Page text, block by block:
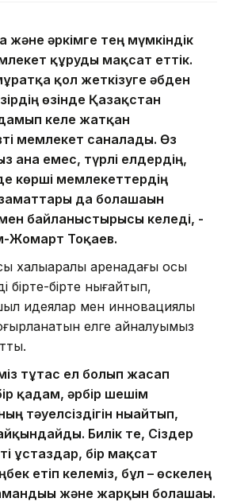
және әркімге тең мүмкіндік
құруды мақсат еттік.
қол жеткізуге әбден
өзінде Қазақстан
келе жатқан
мемлекет саналады. Өз
ғана емес, түрлі елдердің,
көрші мемлекеттердің
да болашағын
байланыстырғысы келеді, -
Жомарт Тоқаев.
халықаралық аренадағы осы
бірте-бірте нығайтып,
идеялар мен инновациялық
елге айналуымыз
тұтас ел болып жасап
қадам, әрбір шешім
тәуелсіздігін нығайтып,
Билік те, Сіздер
ұстаздар, бір мақсат
етіп келеміз, бұл – өскелең
және жарқын болашағы.